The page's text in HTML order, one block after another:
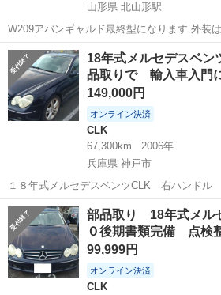
山形県 北山形駅
W209アバンギャルド最終型になります 外装
加工済みで とても綺麗です ヘッドライトは
黄ばみやくすみは全く有りません 各消耗品
古車販売店のクルマよ...
山形 山形市 北山形駅 CLK
18年式メルセデスベ
品取りで 輸入車入
149,000円
オンライン決済
CLK
67,300km
2006年
兵庫県 神戸市
１８年式メルセデスベンツCLK 右ハンドル
209342 原動機271 1800CC 一時抹消 ヤナセ
切れてから駐車場に長期止めております。半
ンジンかか...
兵庫 神戸市 CLK
部品取り 18年式メル
０後期書類完備 点検
99,999円
オンライン決済
CLK